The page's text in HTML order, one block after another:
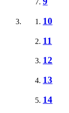
10
11
12
13
14